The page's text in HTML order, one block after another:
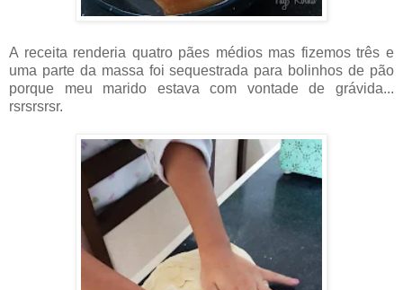
A receita renderia quatro pães médios mas fizemos três e
uma parte da massa foi sequestrada para bolinhos de pão
porque meu marido estava com vontade de grávida...
rsrsrsrsr.